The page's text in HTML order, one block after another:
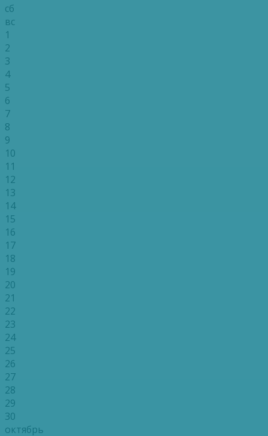
сб
вс
1
2
3
4
5
6
7
8
9
10
11
12
13
14
15
16
17
18
19
20
21
22
23
24
25
26
27
28
29
30
октябрь